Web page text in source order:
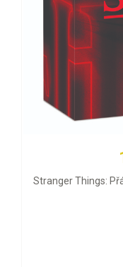
Stranger Things: